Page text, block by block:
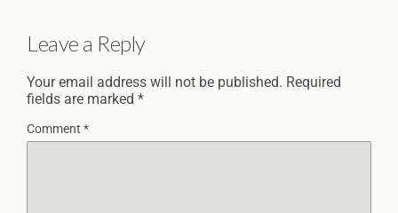
Leave a Reply
Your email address will not be published. Required
fields are marked *
Comment *